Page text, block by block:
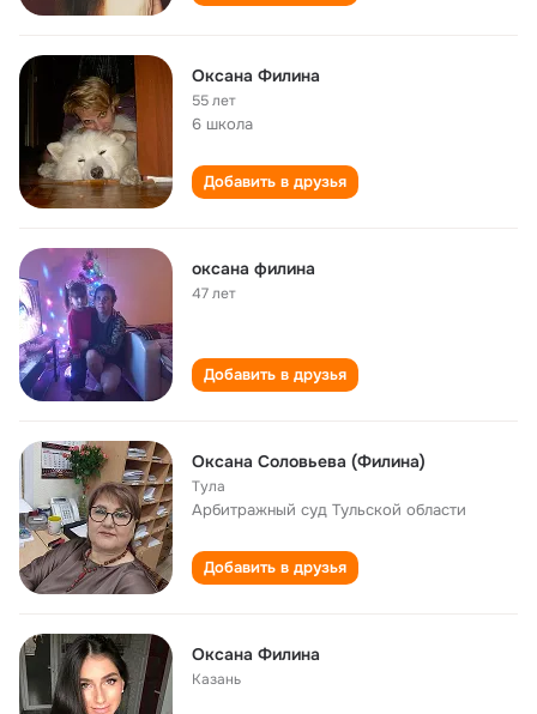
Оксана Филина
55 лет
6 школа
Добавить в друзья
оксана филина
47 лет
Добавить в друзья
Оксана Соловьева (Филина)
Тула
Арбитражный суд Тульской области
Добавить в друзья
Оксана Филина
Казань